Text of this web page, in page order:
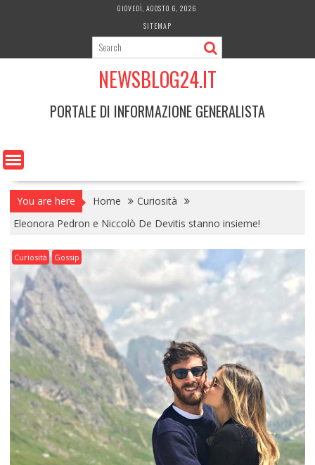
GIOVEDÌ, AGOSTO 6, 2026
SITEMAP
NEWSBLOG24.IT
PORTALE DI INFORMAZIONE GENERALISTA
You are here Home
Curiosità
Eleonora Pedron e Niccolò De Devitis stanno insieme!
Curiosità Gossip